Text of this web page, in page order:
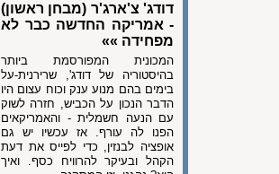
דודג' צ'ארג'ר (מבחן ראשון)
- אמריקה החדשה כבר לא
מפחידה »»
המכונית המפורסמת ביותר
בהיסטוריה של דודג', שרירנית-על
בימים בהם מנוע ענק וכוח עצום היו
הדבר הנכון על הכביש, חזרה לשוק
עם הנעה חשמלית - והאמריקאים
הפנו לה עורף. אז עכשיו יש גם
אופציה לבנזין, כדי לפייס את דעת
הקהל ובעיקר להרוויח כסף. ואיך